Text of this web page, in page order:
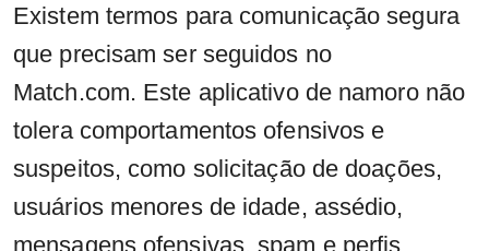
Existem termos para comunicação segura
que precisam ser seguidos no
Match.com. Este aplicativo de namoro não
tolera comportamentos ofensivos e
suspeitos, como solicitação de doações,
usuários menores de idade, assédio,
mensagens ofensivas, spam e perfis